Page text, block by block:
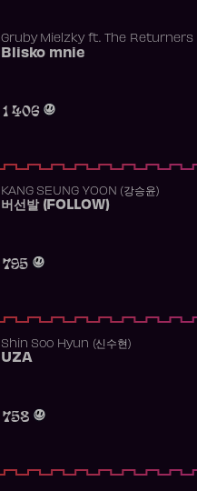
Gruby Mielzkyft. The Returners
Blisko mnie
1 406
KANG SEUNG YOON (강승윤)
버선발 (FOLLOW)
795
Shin Soo Hyun (신수현)
UZA
758